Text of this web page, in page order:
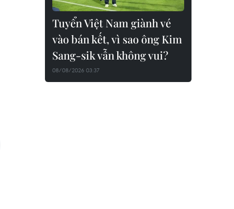
Tuyển Việt Nam giành vé
vào bán kết, vì sao ông Kim
Sang-sik vẫn không vui?
08/08/2026 03:37